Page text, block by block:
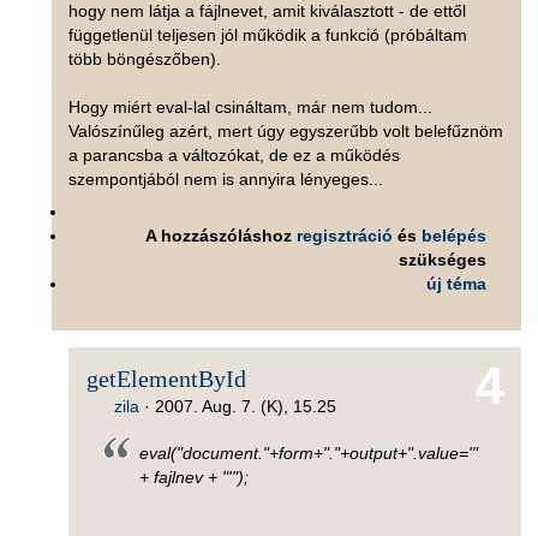
hogy nem látja a fájlnevet, amit kiválasztott - de ettől
függetlenül teljesen jól működik a funkció (próbáltam
több böngészőben).
Hogy miért eval-lal csináltam, már nem tudom...
Valószínűleg azért, mert úgy egyszerűbb volt belefűznöm
a parancsba a változókat, de ez a működés
szempontjából nem is annyira lényeges...
A hozzászóláshoz regisztráció és belépés
szükséges
új téma
4
getElementById
zila · 2007. Aug. 7. (K), 15.25
eval("document."+form+"."+output+".value='"
+ fajlnev + "'");